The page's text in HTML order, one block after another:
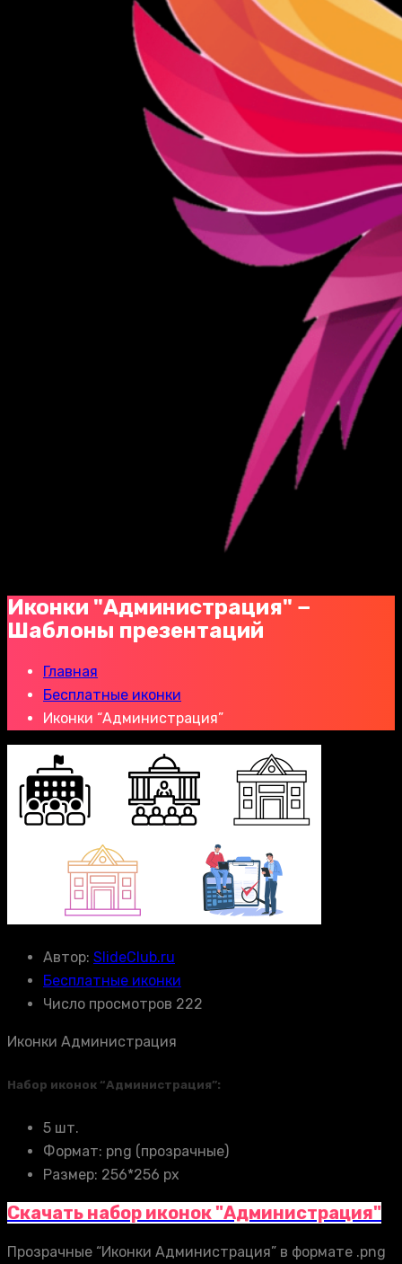
Иконки "Администрация" −
Шаблоны презентаций
Главная
Бесплатные иконки
Иконки “Администрация”
Автор: SlideClub.ru
Бесплатные иконки
Число просмотров 222
Иконки Администрация
Набор иконок “Администрация”:
5 шт.
Формат: png (прозрачные)
Размер: 256*256 px
Скачать набор иконок "Администрация"
Прозрачные “Иконки Администрация” в формате .png